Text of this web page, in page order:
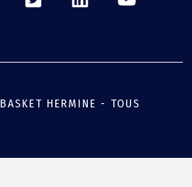
HERMINE - TOUS